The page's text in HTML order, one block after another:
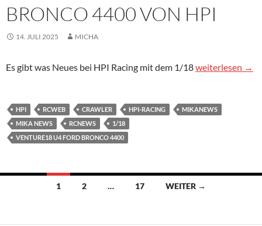
BRONCO 4400 VON HPI
14. JULI 2025 MICHA
Es gibt was Neues bei HPI Racing mit dem 1/18Venture18 U4
weiterlesen →
HPI RCWEB CRAWLER HPI-RACING
MIKANEWS
MIKA NEWS
RCNEWS
1/18
VENTURE18 U4 FORD BRONCO 4400
Beitragsnavigation
1 2 … 17 WEITER →